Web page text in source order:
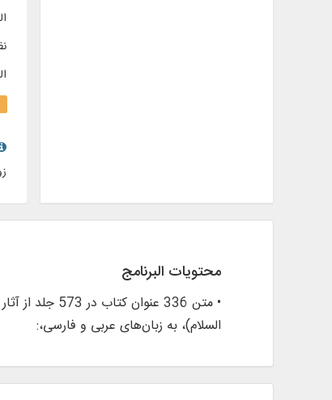
محتويات البرنامج
• متن 336
السلام)، به زبان‌های عربی و فارسی،: